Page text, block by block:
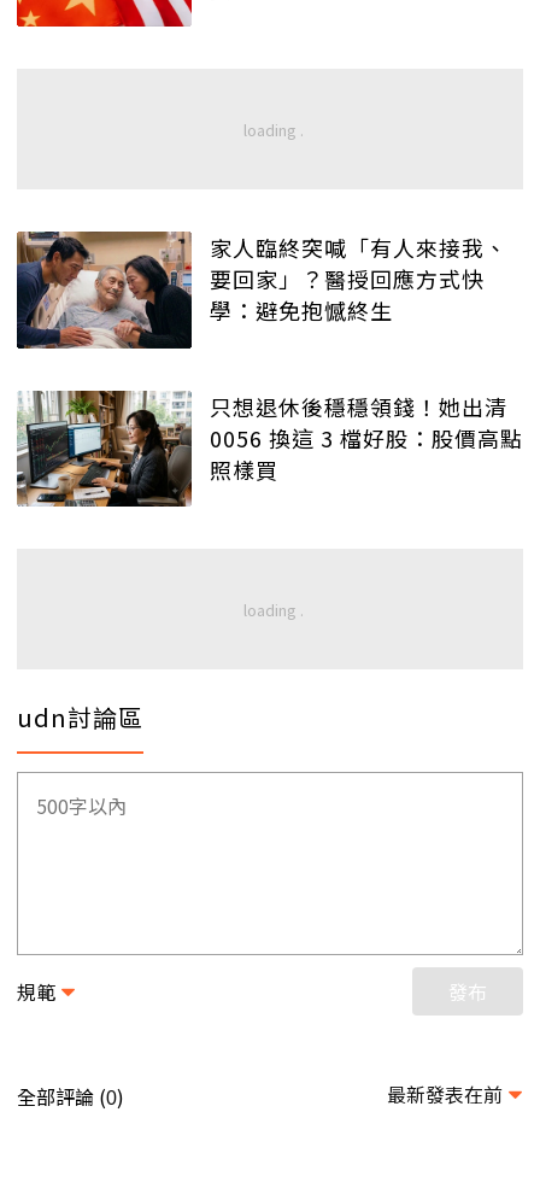
家人臨終突喊「有人來接我、
要回家」？醫授回應方式快
學：避免抱憾終生
只想退休後穩穩領錢！她出清
0056 換這 3 檔好股：股價高點
照樣買
udn討論區
規範 發布
全部評論 (0) 最新發表在前